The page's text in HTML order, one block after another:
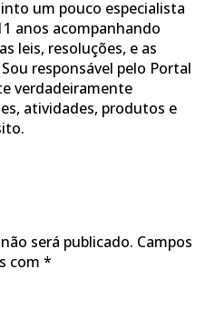
um pouco especialista
anos acompanhando
leis, resoluções, e as
responsável pelo Portal
verdadeiramente
atividades, produtos e
será publicado. Campos
com *